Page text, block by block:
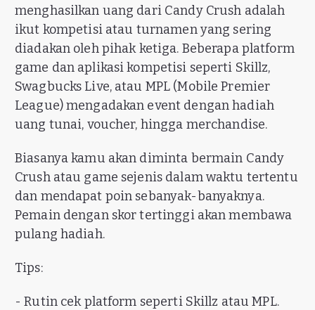
menghasilkan uang dari Candy Crush adalah
ikut kompetisi atau turnamen yang sering
diadakan oleh pihak ketiga. Beberapa platform
game dan aplikasi kompetisi seperti Skillz,
Swagbucks Live, atau MPL (Mobile Premier
League) mengadakan event dengan hadiah
uang tunai, voucher, hingga merchandise.
Biasanya kamu akan diminta bermain Candy
Crush atau game sejenis dalam waktu tertentu
dan mendapat poin sebanyak-banyaknya.
Pemain dengan skor tertinggi akan membawa
pulang hadiah.
Tips:
- Rutin cek platform seperti Skillz atau MPL.